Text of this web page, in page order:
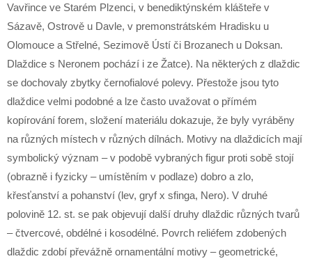
Vavřince ve Starém Plzenci, v benediktýnském klášteře v
Sázavě, Ostrově u Davle, v premonstrátském Hradisku u
Olomouce a Střelné, Sezimově Ústí či Brozanech u Doksan.
Dlaždice s Neronem pochází i ze Žatce). Na některých z dlaždic
se dochovaly zbytky černofialové polevy. Přestože jsou tyto
dlaždice velmi podobné a lze často uvažovat o přímém
kopírování forem, složení materiálu dokazuje, že byly vyráběny
na různých místech v různých dílnách. Motivy na dlaždicích mají
symbolický význam – v podobě vybraných figur proti sobě stojí
(obrazně i fyzicky – umístěním v podlaze) dobro a zlo,
křesťanství a pohanství (lev, gryf x sfinga, Nero). V druhé
polovině 12. st. se pak objevují další druhy dlaždic různých tvarů
– čtvercové, obdélné i kosodélné. Povrch reliéfem zdobených
dlaždic zdobí převážně ornamentální motivy – geometrické,